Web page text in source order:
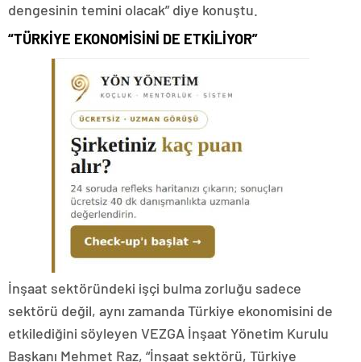
dengesinin temini olacak” diye konuştu.
“TÜRKİYE EKONOMİSİNİ DE ETKİLİYOR”
İnşaat sektöründeki işçi bulma zorluğu sadece
sektörü değil, aynı zamanda Türkiye ekonomisini de
etkilediğini söyleyen VEZGA İnşaat Yönetim Kurulu
Başkanı Mehmet Raz, “İnşaat sektörü, Türkiye